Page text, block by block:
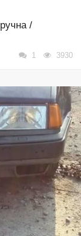
ручна /
1 3930